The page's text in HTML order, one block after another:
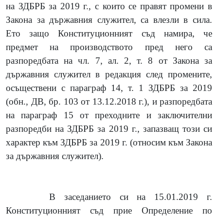
на ЗДБРБ за 2019 г., с които се правят промени в
Закона за държавния служител, са влезли в сила.
Ето защо Конституционният съд намира, че
предмет на производството пред него са
разпоредбата на чл. 7, ал. 2, т. 8 от Закона за
държавния служител в редакция след промените,
осъществени с параграф 14, т. 1 ЗДБРБ за 2019
(обн., ДВ, бр. 103 от 13.12.2018 г.), и разпоредбата
на параграф 15 от преходните и заключителни
разпоредби на ЗДБРБ за 2019 г., запазващ този си
характер към ЗДБРБ за 2019 г. (относим към Закона
за държавния служител).
В заседанието си на 15.01.2019 г.
Конституционният съд прие Определение по